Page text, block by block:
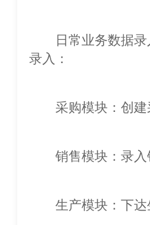
日常业务数据录
录入：
采购模块：创建
销售模块：录入
生产模块：下达